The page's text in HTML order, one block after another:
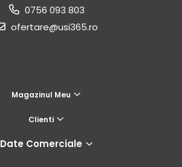
0756 093 803
ofertare@usi365.ro
Magazinul Meu
Clienti
Date Comerciale